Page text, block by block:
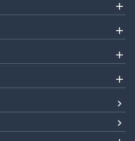
add
add
add
add
navigate_next
navigate_next